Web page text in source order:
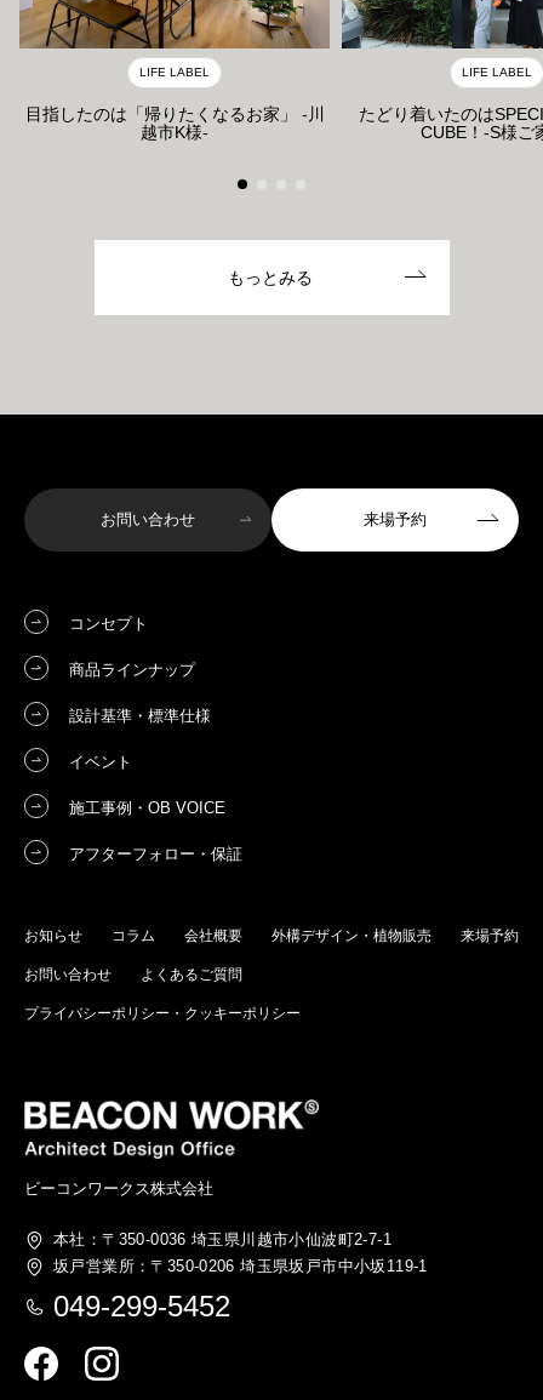
LIFE LABEL
目指したのは「帰りたくなるお家」 -川
越市K様-
LIFE LABEL
たどり着いたのは
CUBE！-S様ご
もっとみる
ビーコンワークス株式会社
本社：〒350-0036 埼玉県川越市小仙波町2-7-1
坂戸営業所：〒350-0206 埼玉県坂戸市中小坂119-1
049-299-5452
コンセプト
商品ラインナップ
設計基準・標準仕様
イベント
施工事例・OB VOICE
アフターフォロー・保証
お知らせ コラム 会社概要 外構デザイン・植物販売 来場予約
お問い合わせ よくあるご質問
プライバシーポリシー・クッキーポリシー
お問い合わせ 来場予約